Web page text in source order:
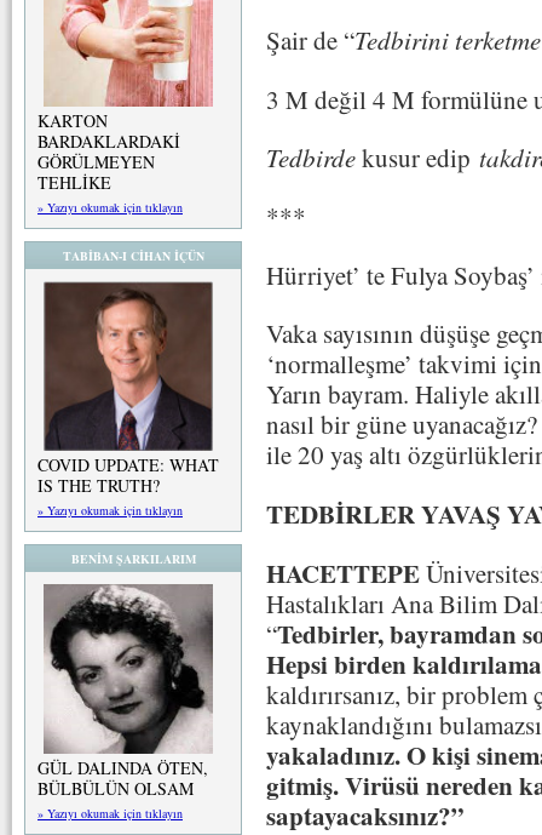
KARTON
BARDAKLARDAKİ
GÖRÜLMEYEN
TEHLİKE
» Yazıyı okumak için tıklayın
TABİBAN-I CİHAN İÇÜN
COVID UPDATE: WHAT
IS THE TRUTH?
» Yazıyı okumak için tıklayın
BENİM ŞARKILARIM
GÜL DALINDA ÖTEN,
BÜLBÜLÜN OLSAM
» Yazıyı okumak için tıklayın
Şair de “Tedbirini
3 M değil 4 M formülüne
Tedbirdekusur edip
***
Hürriyet’ te Fulya
Vaka sayısının düşüşe
‘normalleşme’ takvimi
Yarın bayram. Haliyle
nasıl bir güne
ile 20 yaş altı
TEDBİRLER YAVAŞ
HACETTEPE
Hastalıkları Ana Bilim
“Tedbirler, bayramdan
Hepsi birden
kaldırırsanız, bir problem
kaynaklandığını
yakaladınız. O kişi
gitmiş. Virüsü nereden
saptayacaksınız?”